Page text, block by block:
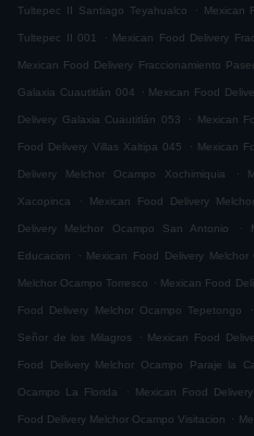
Tultepec II Santiago Teyahualco . Mexican
Tultepec II 001 . Mexican Food Delivery
Mexican Food Delivery Fraccionamiento
Galaxia Cuautitlán 004 . Mexican Food
Delivery Galaxia Cuautitlán 053 . Mexican
Food Delivery Villas Xaltipa 045 . Mexican
Delivery Melchor Ocampo Xochimiquia .
Xacopinca . Mexican Food Delivery
Delivery Melchor Ocampo San Antonio .
Educacion . Mexican Food Delivery Melchor
Melchor Ocampo Torresco . Mexican Food
Food Delivery Melchor Ocampo Tepetongo .
Señor de los Milagros . Mexican Food
Food Delivery Melchor Ocampo Paraje la
Ocampo La Florida . Mexican Food
Food Delivery Melchor Ocampo Visitacion .